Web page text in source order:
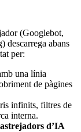
(Googlebot,
descarrega abans
per:
una línia
de pàgines
infinits, filtres de
interna.
d’IA